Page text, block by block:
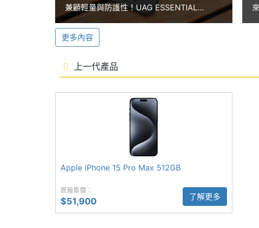
1,200 萬畫素望遠鏡頭，其中超廣角鏡頭不僅具備
能甚至可以簡單紀錄 3D 照片與影片，並在 Apple
5 倍光學變焦，最高可達 25 倍數位變焦。
Apple iPhone 16 Pro Max 512GB 功能特色
◎ 5G 單卡上網（可搭配 eSIM 啟用 5G + 5G 雙卡
◎ 512GB ROM
◎ 前置 1,200 萬畫素原深感測相機
主螢幕更新率 120 Hz
相機規格
4800 萬畫素
CMOS
1.78
主相機等效焦距 24 mm
主相機LED補光
燈
兼顧輕量與防護性！UAG ESSENTIAL
ARMOR磁吸耐衝擊輕量手機殼
更多內容
上一代產品
Apple iPhone 15 Pro Max 512GB
原廠售價：
$51,900 了解更多